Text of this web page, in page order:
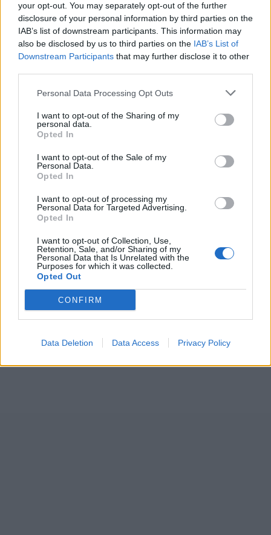
your opt-out. You may separately opt-out of the further
disclosure of your personal information by third parties on the
IAB’s list of downstream participants. This information may
also be disclosed by us to third parties on the IAB’s List of
Downstream Participants that may further disclose it to other
Personal Data Processing Opt Outs
I want to opt-out of the Sharing of my
personal data.
Opted In
I want to opt-out of the Sale of my
Personal Data.
Opted In
I want to opt-out of processing my
Personal Data for Targeted Advertising.
Opted In
I want to opt-out of Collection, Use,
Retention, Sale, and/or Sharing of my
Personal Data that Is Unrelated with the
Purposes for which it was collected.
Opted Out
CONFIRM
Data Deletion Data Access Privacy Policy
να παρουσιάζει μια ολόκληρη Pink PP
Collection και τους Dolce & Gabbana, Gucci,
Versace και Chanel να κάνουν τους colorful